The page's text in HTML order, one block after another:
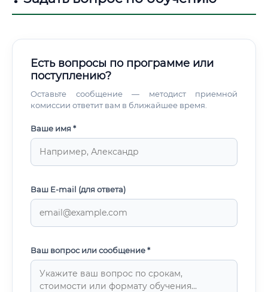
будут работать с цифровыми двойниками энергосистем,
создаёт новые возможности для роста, а не угрозу
Есть вопросы по программе или
поступлению?
Оставьте сообщение — методист приемной
комиссии ответит вам в ближайшее время.
Ваше имя *
Ваш E-mail (для ответа)
Ваш вопрос или сообщение *